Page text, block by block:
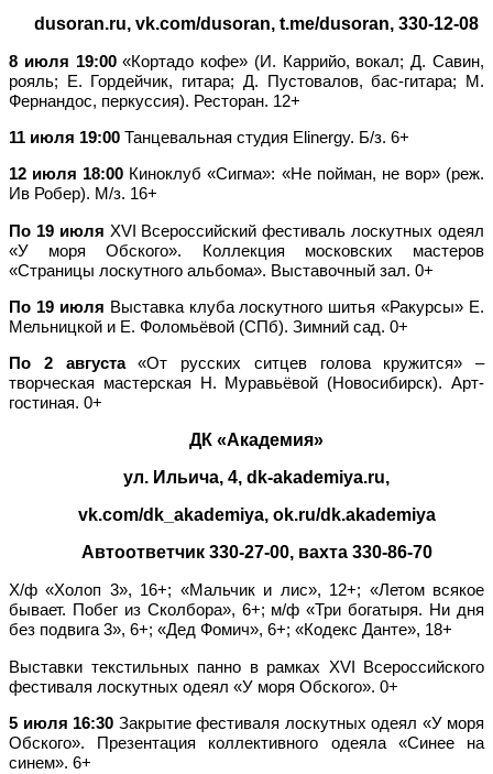
dusoran.ru, vk.com/dusoran, t.me/dusoran, 330-12-08
8 июля 19:00«Кортадо кофе» (И. Каррийо, вокал; Д. Савин,
рояль; Е. Гордейчик, гитара; Д. Пустовалов, бас-гитара; М.
Фернандос, перкуссия). Ресторан. 12+
11 июля 19:00 Танцевальная студия Elinergy. Б/з. 6+
12 июля 18:00 Киноклуб «Сигма»: «Не пойман, не вор» (реж.
Ив Робер). М/з. 16+
По 19 июля XVI Всероссийский фестиваль лоскутных одеял
«У моря Обского». Коллекция московских мастеров
«Страницы лоскутного альбома». Выставочный зал. 0+
По 19 июля Выставка клуба лоскутного шитья «Ракурсы» Е.
Мельницкой и Е. Фоломьёвой (СПб). Зимний сад. 0+
По 2 августа«От русских ситцев голова кружится» –
творческая мастерская Н. Муравьёвой (Новосибирск). Арт-
гостиная. 0+
ДК «Академия»
ул. Ильича, 4, dk-akademiya.ru,
vk.com/dk_akademiya, ok.ru/dk.akademiya
Автоответчик 330-27-00, вахта 330-86-70
Х/ф «Холоп 3», 16+; «Мальчик и лис», 12+; «Летом всякое
бывает. Побег из Сколбора», 6+; м/ф «Три богатыря. Ни дня
без подвига 3», 6+; «Дед Фомич», 6+; «Кодекс Данте», 18+
Выставки текстильных панно в рамках XVI Всероссийского
фестиваля лоскутных одеял «У моря Обского». 0+
5 июля 16:30 Закрытие фестиваля лоскутных одеял «У моря
Обского». Презентация коллективного одеяла «Синее на
синем». 6+